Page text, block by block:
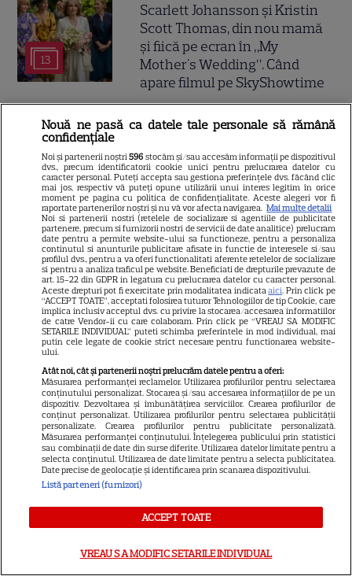
13
Scarlett Johansson și Kristin
Scott Thomas, din nou mamă
și fiică pe ecran în „My
Mother's Wedding”. Când
apare filmul pe SkyShowtime
9
PRIME VIDEO
Jamie Campbell Bower, starul
din „Stranger Things”, intră în
universul „Stăpânul Inelelor”.
Ce rol legendar va interpreta în
sezonul 3
5
NETFLIX
„Palatul de Est”, noul fenomen
coreean de pe Netflix: Regele
blestemat, fantomele și
exorcistul care sfidează
moartea
ŞTIRI
VEDETE STRĂINE
nu s-au căsătorit niciodată. De
Nouă ne pasă ca datele tale personale să rămână
confidențiale
Noi și partenerii noștri596 stocăm și/sau accesăm informații pe dispozitivul
dvs., precum identificatorii cookie unici pentru prelucrarea datelor cu
caracter personal. Puteți accepta sau gestiona preferințele dvs. făcând clic
mai jos, respectiv vă puteți opune utilizării unui interes legitim în orice
moment pe pagina cu politica de confidențialitate. Aceste alegeri vor fi
raportate partenerilor noștri și nu vă vor afecta navigarea. Mai multe detalii
Noi si partenerii nostri (retelele de socializare si agentiile de publicitate
partenere, precum si furnizorii nostri de servicii de date analitice) prelucram
date pentru a permite website-ului sa functioneze, pentru a personaliza
continutul si anunturile publicitare afisate in functie de interesele si/sau
profilul dvs., pentru a va oferi functionalitati aferente retelelor de socializare
si pentru a analiza traficul pe website. Beneficiati de drepturile prevazute de
art. 15-22 din GDPR in legatura cu prelucrarea datelor cu caracter personal.
Aceste drepturi pot fi exercitate prin modalitatea indicataaici. Prin click pe
“ACCEPT TOATE”, acceptati folosirea tuturor Tehnologiilor de tip Cookie, care
implica inclusiv acceptul dvs. cu privire la stocarea/accesarea informatiilor
de catre Vendor-ii cu care colaboram. Prin click pe “VREAU SA MODIFIC
SETARILE INDIVIDUAL” puteti schimba preferintele in mod individual, mai
putin cele legate de cookie strict necesare pentru functionarea website-
ului.
Atât noi, cât și partenerii noștri prelucrăm datele pentru a oferi:
Măsurarea performanței reclamelor. Utilizarea profilurilor pentru selectarea
conținutului personalizat. Stocarea și/sau accesarea informațiilor de pe un
dispozitiv. Dezvoltarea și îmbunătățirea serviciilor. Crearea profilurilor de
conținut personalizat. Utilizarea profilurilor pentru selectarea publicității
personalizate. Crearea profilurilor pentru publicitate personalizată.
Măsurarea performanței conținutului. Înțelegerea publicului prin statistici
sau combinații de date din surse diferite. Utilizarea datelor limitate pentru a
selecta conținutul. Utilizarea de date limitate pentru a selecta publicitatea.
Date precise de geolocație și identificarea prin scanarea dispozitivului.
Listă parteneri (furnizori)
ACCEPT TOATE
VREAU SA MODIFIC SETARILE INDIVIDUAL